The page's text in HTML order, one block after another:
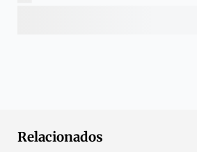
Relacionados